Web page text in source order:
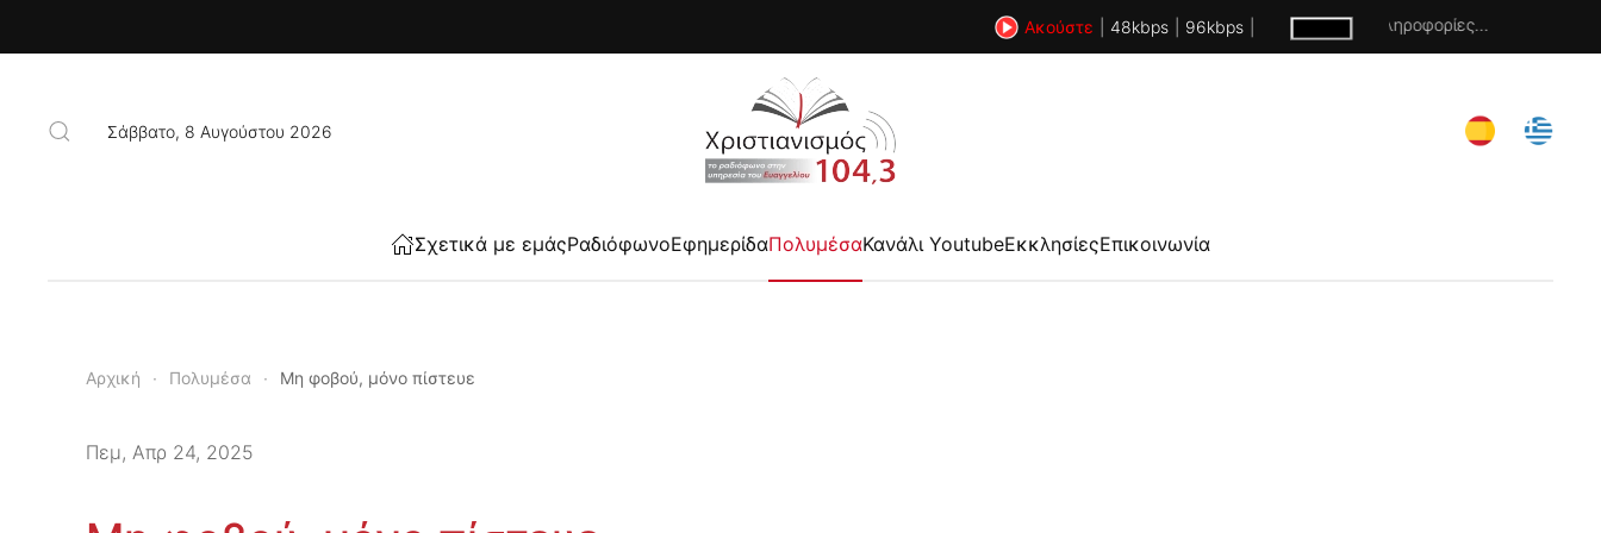
Ακούστε 48kbps 96kbps Χωρίς πληροφορίες...
Σάββατο, 8 Αυγούστου 2026
Σχετικά με εμάςΡαδιόφωνοΕφημερίδαΠολυμέσαΚανάλι YoutubeΕκκλησίεςΕπικοινωνία
Αρχική Πολυμέσα Μη φοβού, μόνο πίστευε
Πεμ, Απρ 24, 2025